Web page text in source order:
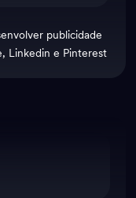
publicidade
Linkedin e Pinterest